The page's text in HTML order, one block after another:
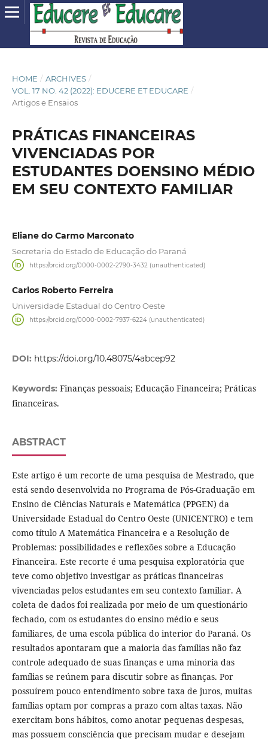
HOME / ARCHIVES /
VOL. 17 NO. 42 (2022): EDUCERE ET EDUCARE /
Artigos e Ensaios
PRÁTICAS FINANCEIRAS
VIVENCIADAS POR
ESTUDANTES DOENSINO MÉDIO
EM SEU CONTEXTO FAMILIAR
Eliane do Carmo Marconato
Secretaria do Estado de Educação do Paraná
https://orcid.org/0000-0002-2790-3432 (unauthenticated)
Carlos Roberto Ferreira
Universidade Estadual do Centro Oeste
https://orcid.org/0000-0002-7937-6224 (unauthenticated)
DOI: https://doi.org/10.48075/4abcep92
Keywords: Finanças pessoais; Educação Financeira; Práticas
financeiras.
ABSTRACT
Este artigo é um recorte de uma pesquisa de Mestrado, que
está sendo desenvolvida no Programa de Pós-Graduação em
Ensino de Ciências Naturais e Matemática (PPGEN) da
Universidade Estadual do Centro Oeste (UNICENTRO) e tem
como título A Matemática Financeira e a Resolução de
Problemas: possibilidades e reflexões sobre a Educação
Financeira. Este recorte é uma pesquisa exploratória que
teve como objetivo investigar as práticas financeiras
vivenciadas pelos estudantes em seu contexto familiar. A
coleta de dados foi realizada por meio de um questionário
fechado, com os estudantes do ensino médio e seus
familiares, de uma escola pública do interior do Paraná. Os
resultados apontaram que a maioria das famílias não faz
controle adequado de suas finanças e uma minoria das
famílias se reúnem para discutir sobre as finanças. Por
possuírem pouco entendimento sobre taxa de juros, muitas
famílias optam por compras a prazo com altas taxas. Não
exercitam bons hábitos, como anotar pequenas despesas,
mas possuem consciência que precisam mudar e desejam